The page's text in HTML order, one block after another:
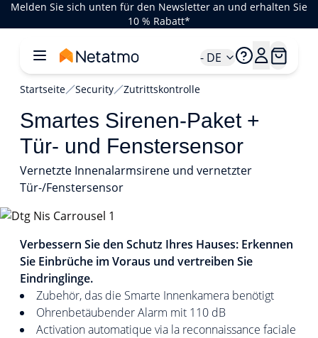
Melden Sie sich unten für den Newsletter an und erhalten Sie
10 % Rabatt*
- DE
Startseite Security Zutrittskontrolle
Smartes Sirenen-Paket +
Tür- und Fenstersensor
Vernetzte Innenalarmsirene und vernetzter
Tür-/Fenstersensor
Verbessern Sie den Schutz Ihres Hauses: Erkennen
Sie Einbrüche im Voraus und vertreiben Sie
Eindringlinge.
Zubehör, das die Smarte Innenkamera benötigt
Ohrenbetäubender Alarm mit 110 dB
Activation automatique via la reconnaissance faciale